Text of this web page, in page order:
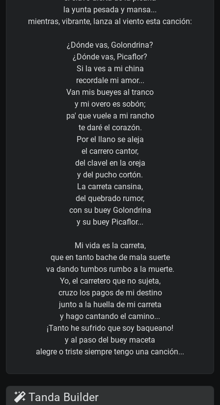
la yunta pesada y mansa...
mientras, vibrante, lanza al viento esta canción:
¿Dónde vas, Golondrina?
¿Dónde vas, Picaflor?
Si la ves a mi china
recordale mi amor...
Van mis bueyes al tranco
y mi overo es sobón;
pa' que vuele a mi rancho
te daré el corazón.
Por el llano se aleja
el carrero cantor,
del clavel en la oreja
y del pucho cortón.
La carreta cansina,
del quebrado rumor,
con su buey Golondrina
y su buey Picaflor...
Mi vida es la carreta,
que en tanto bache de mala suerte
va dando tumbos rumbo a la muerte.
Yo, el carretero que no sujeta,
cruzo los pagos de mi destino
junto a la huella de mi carreta
y hago cantando el camino...
¡Tanto he sufrido que soy baqueano!
y al paso del buey maceta
alegre o triste siempre tengo una canción...
Tanda Builder